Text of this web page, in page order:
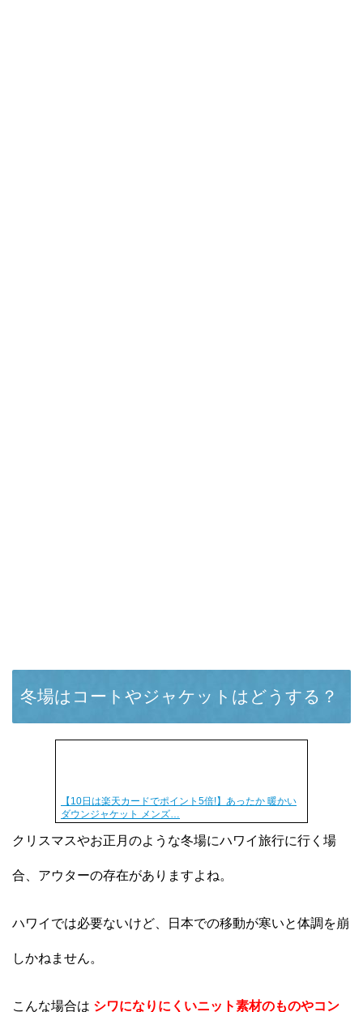
冬場はコートやジャケットはどうする？
【10日は楽天カードでポイント5倍!】あったか 暖かい
ダウンジャケット メンズ…
クリスマスやお正月のような冬場にハワイ旅行に行く場
合、アウターの存在がありますよね。
ハワイでは必要ないけど、日本での移動が寒いと体調を崩
しかねません。
こんな場合は シワになりにくいニット素材のものやコン